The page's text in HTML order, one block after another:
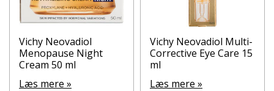
Vichy Neovadiol
Menopause Night
Cream 50 ml
Læs mere »
Vichy Neovadiol Multi-
Corrective Eye Care 15
ml
Læs mere »